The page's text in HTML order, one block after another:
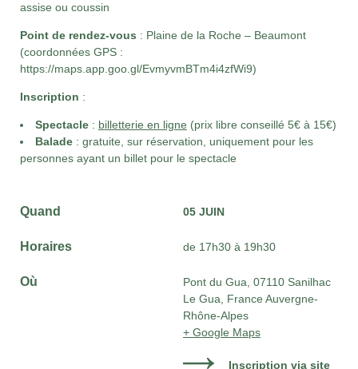
assise ou coussin
Point de rendez-vous : Plaine de la Roche – Beaumont
(coordonnées GPS :
https://maps.app.goo.gl/EvmyvmBTm4i4zfWi9)
Inscription :
Spectacle : billetterie en ligne (prix libre conseillé 5€ à 15€)
Balade : gratuite, sur réservation, uniquement pour les
personnes ayant un billet pour le spectacle
Quand 05 JUIN
Horaires de 17h30 à 19h30
Où
Pont du Gua, 07110 Sanilhac
Le Gua, France Auvergne-
Rhône-Alpes
+ Google Maps
Inscription via site